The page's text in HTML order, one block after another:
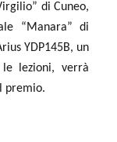
di Cuneo,
“Manara” di
YDP145B, un
lezioni, verrà
premio.